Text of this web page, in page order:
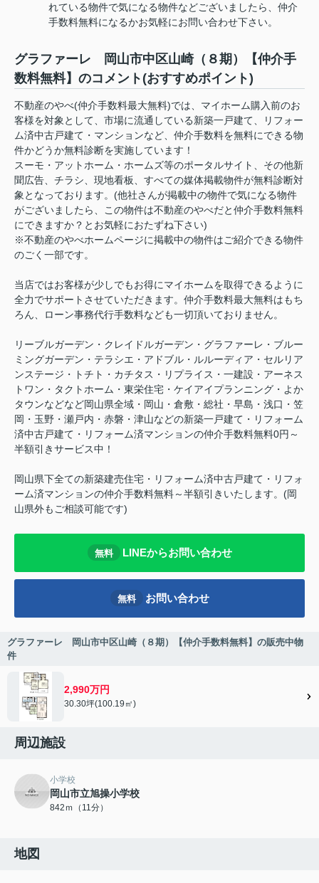
れている物件で気になる物件などございましたら、仲介
手数料無料になるかお気軽にお問い合わせ下さい。
グラファーレ 岡山市中区山崎（８期）【仲介手
数料無料】のコメント(おすすめポイント)
不動産のやべ(仲介手数料最大無料)では、マイホーム購入前のお
客様を対象として、市場に流通している新築一戸建て、リフォー
ム済中古戸建て・マンションなど、仲介手数料を無料にできる物
件かどうか無料診断を実施しています！
スーモ・アットホーム・ホームズ等のポータルサイト、その他新
聞広告、チラシ、現地看板、すべての媒体掲載物件が無料診断対
象となっております。(他社さんが掲載中の物件で気になる物件
がございましたら、この物件は不動産のやべだと仲介手数料無料
にできますか？とお気軽におたずね下さい)
※不動産のやべホームページに掲載中の物件はご紹介できる物件
のごく一部です。
当店ではお客様が少しでもお得にマイホームを取得できるように
全力でサポートさせていただきます。仲介手数料最大無料はもち
ろん、ローン事務代行手数料なども一切頂いておりません。
リーブルガーデン・クレイドルガーデン・グラファーレ・ブルー
ミングガーデン・テラシエ・アドブル・ルルーディア・セルリア
ンステージ・トチト・カチタス・リプライス・一建設・アーネス
トワン・タクトホーム・東栄住宅・ケイアイプランニング・よか
タウンなどなど岡山県全域・岡山・倉敷・総社・早島・浅口・笠
岡・玉野・瀬戸内・赤磐・津山などの新築一戸建て・リフォーム
済中古戸建て・リフォーム済マンションの仲介手数料無料0円～
半額引きサービス中！
岡山県下全ての新築建売住宅・リフォーム済中古戸建て・リフォ
ーム済マンションの仲介手数料無料～半額引きいたします。(岡
山県外もご相談可能です)
無料 LINEからお問い合わせ
無料 お問い合わせ
グラファーレ 岡山市中区山崎（８期）【仲介手数料無料】の販売中物
件
2,990万円
30.30坪(100.19㎡)
周辺施設
小学校
岡山市立旭操小学校
842ｍ（11分）
地図